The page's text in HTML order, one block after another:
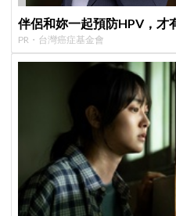
伴侶和妳一起預防HPV，才
PR・台灣癌症基金會